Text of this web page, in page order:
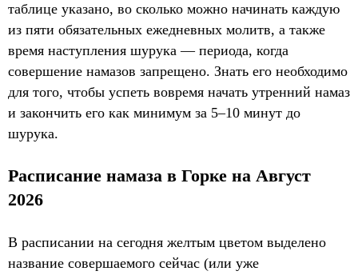
таблице указано, во сколько можно начинать каждую
из пяти обязательных ежедневных молитв, а также
время наступления шурука — периода, когда
совершение намазов запрещено. Знать его необходимо
для того, чтобы успеть вовремя начать утренний намаз
и закончить его как минимум за 5–10 минут до
шурука.
Расписание намаза в Горке на Август
2026
В расписании на сегодня желтым цветом выделено
название совершаемого сейчас (или уже